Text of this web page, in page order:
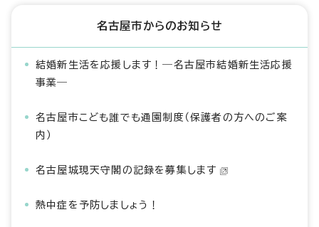
名古屋市からのお知らせ
結婚新生活を応援します！―名古屋市結婚新生活応援
事業―
名古屋市こども誰でも通園制度（保護者の方へのご案
内）
名古屋城現天守閣の記録を募集します
熱中症を予防しましょう！